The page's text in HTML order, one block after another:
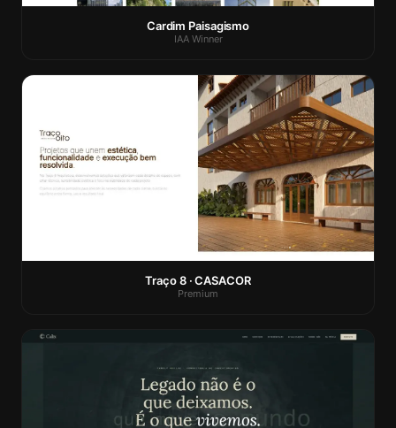
Cardim Paisagismo
IAA Winner
Traço 8 · CASACOR
Premium